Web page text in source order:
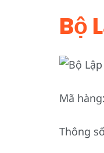
Bộ
Mã hàng:
Thông